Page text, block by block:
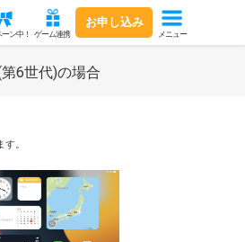
ン中！ ゲーム連携
お申し込み
メニュー
6世代)の場合
。